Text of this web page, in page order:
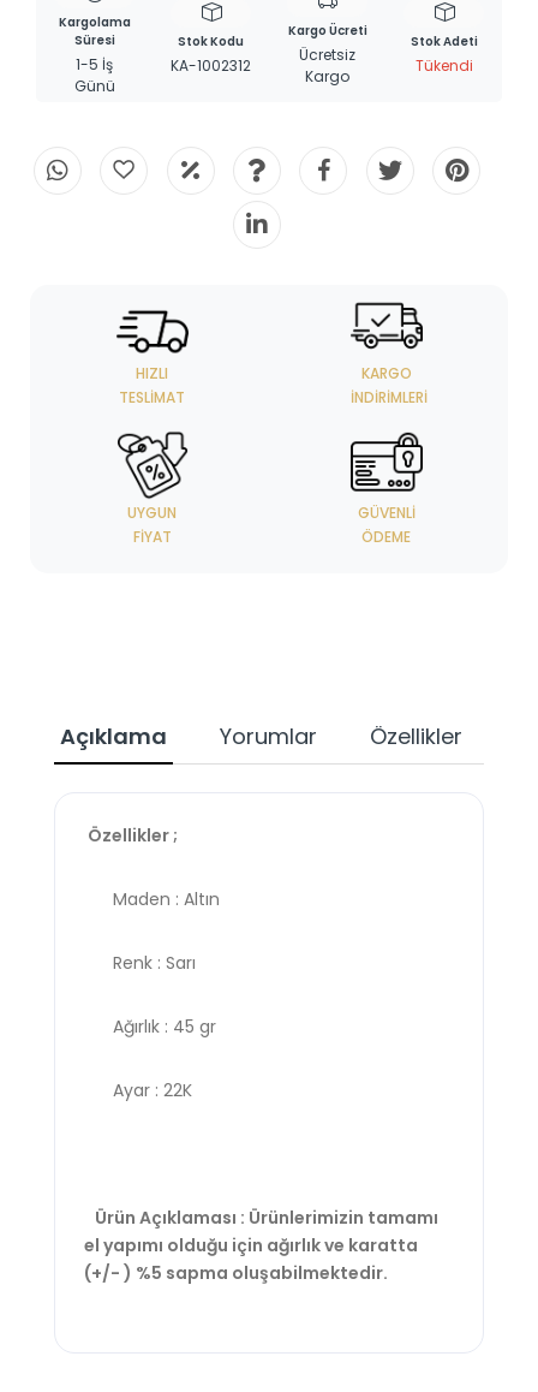
Kargolama
Süresi
1-5 İş
Günü
Stok Kodu
KA-1002312
Kargo Ücreti
Ücretsiz
Kargo
Stok Adeti
Tükendi
HIZLI
TESLIMAT
KARGO
İNDIRIMLERI
UYGUN
FIYAT
GÜVENLI
ÖDEME
Açıklama Yorumlar Özellikler
Özellikler ;
Maden : Altın
Renk : Sarı
Ağırlık : 45 gr
Ayar : 22K
Ürün Açıklaması : Ürünlerimizin tamamı
el yapımı olduğu için ağırlık ve karatta
(+/- ) %5 sapma oluşabilmektedir.